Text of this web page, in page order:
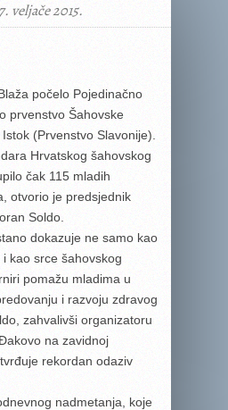
veljače 2015.
počelo Pojedinačno
prvenstvo Šahovske
(Prvenstvo Slavonije).
Hrvatskog šahovskog
čak 115 mladih
otvorio je predsjednik
Soldo.
dokazuje ne samo kao
kao srce šahovskog
pomažu mladima u
i razvoju zdravog
zahvalivši organizatoru
na zavidnoj
rekordan odaziv
nadmetanja, koje